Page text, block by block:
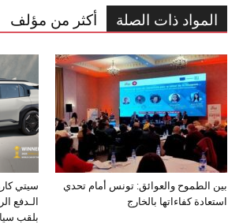
المواد ذات الصلة أكثر من مؤلف
سيتي
بلقب
بين الطموح والعوائق: تونس أمام تحدي
استعادة كفاءاتها بالخارج